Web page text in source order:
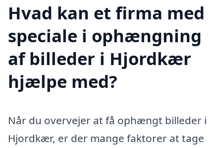
Hvad kan et firma med
speciale i ophængning
af billeder i Hjordkær
hjælpe med?
Når du overvejer at få ophængt billeder i
Hjordkær, er der mange faktorer at tage